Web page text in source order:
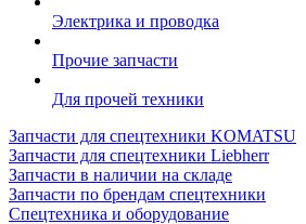
Электрика и проводка
Прочие запчасти
Для прочей техники
Запчасти для спецтехники KOMATSU
Запчасти для спецтехники Liebherr
Запчасти в наличии на складе
Запчасти по брендам спецтехники
Спецтехника и оборудование